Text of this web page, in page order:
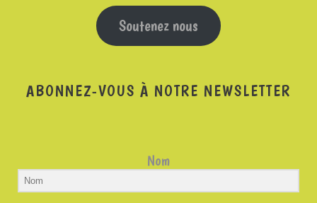
Soutenez nous
ABONNEZ-VOUS À NOTRE NEWSLETTER
Nom